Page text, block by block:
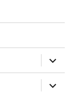
위
메
확
위